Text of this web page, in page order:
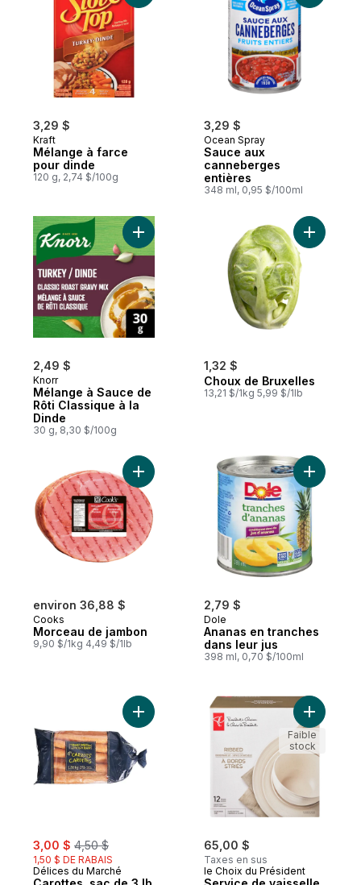
3,29 $
Kraft
Mélange à farce
pour dinde
120 g, 2,74 $/100g
3,29 $
Ocean Spray
Sauce aux
canneberges
entières
348 ml, 0,95 $/100ml
2,49 $
Knorr
Mélange à Sauce de
Rôti Classique à la
Dinde
30 g, 8,30 $/100g
1,32 $
Choux de Bruxelles
13,21 $/1kg 5,99 $/1lb
Ajouter
environ 36,88 $
Cooks
Morceau de jambon
9,90 $/1kg 4,49 $/1lb
Ajouter Morceau de jambon au panier
2,79 $
Dole
Ananas en tranches
dans leur jus
398 ml, 0,70 $/100ml
Ajouter
sale:
3,00 $ , formerly:
4,50 $
1,50 $ DE RABAIS
Délices du Marché
Ajouter Carottes, sac de 3 lb au panier
65,00 $
Taxes en sus
le Choix du Président
Ajouter
Faible
stock